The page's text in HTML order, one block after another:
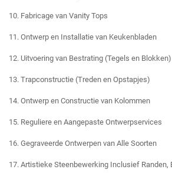
10. Fabricage van Vanity Tops
11. Ontwerp en Installatie van Keukenbladen
12. Uitvoering van Bestrating (Tegels en Blokken)
13. Trapconstructie (Treden en Opstapjes)
14. Ontwerp en Constructie van Kolommen
15. Reguliere en Aangepaste Ontwerpservices
16. Gegraveerde Ontwerpen van Alle Soorten
17. Artistieke Steenbewerking Inclusief Randen,